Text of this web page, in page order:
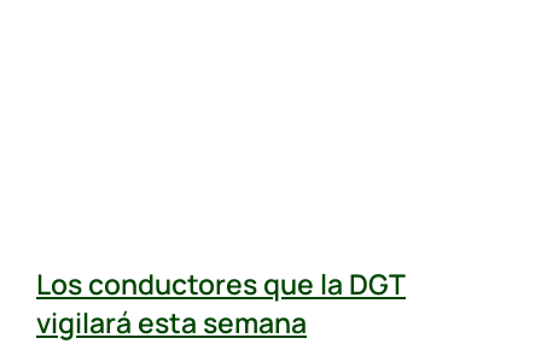
Los conductores que la DGT
vigilará esta semana